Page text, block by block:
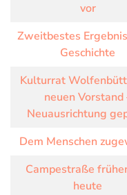
vor
Zweitbestes
Geschichte
Kulturrat
neuen Vorstand
Neuausrichtung
Dem Menschen
Campestraße
heute